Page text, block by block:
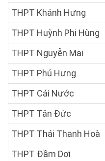
THPT Khánh Hưng
THPT Huỳnh Phi Hùng
THPT Nguyễn Mai
THPT Phú Hưng
THPT Cái Nước
THPT Tân Đức
THPT Thái Thanh Hoà
THPT Đầm Dơi